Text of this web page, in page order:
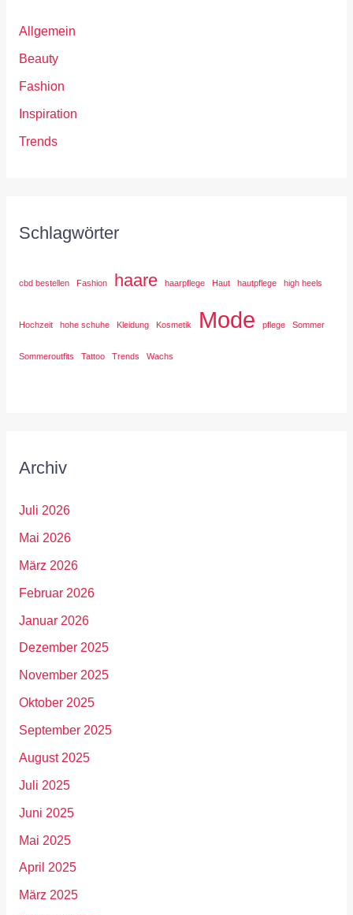
Allgemein
Beauty
Fashion
Inspiration
Trends
Schlagwörter
cbd bestellen Fashion haare haarpflege Haut hautpflege high heels
Hochzeit hohe schuhe Kleidung Kosmetik Mode pflege Sommer
Sommeroutfits Tattoo Trends Wachs
Archiv
Juli 2026
Mai 2026
März 2026
Februar 2026
Januar 2026
Dezember 2025
November 2025
Oktober 2025
September 2025
August 2025
Juli 2025
Juni 2025
Mai 2025
April 2025
März 2025